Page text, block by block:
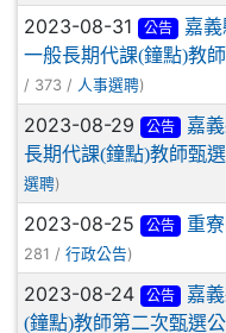
2023-08-31 公告
嘉
一般長期代課(鐘點)教
/ 373 / 人事選聘)
2023-08-29 公告
嘉
長期代課(鐘點)教師甄
選聘)
2023-08-25 公告 重
281 / 行政公告)
2023-08-24 公告
嘉
(鐘點)教師第二次甄選